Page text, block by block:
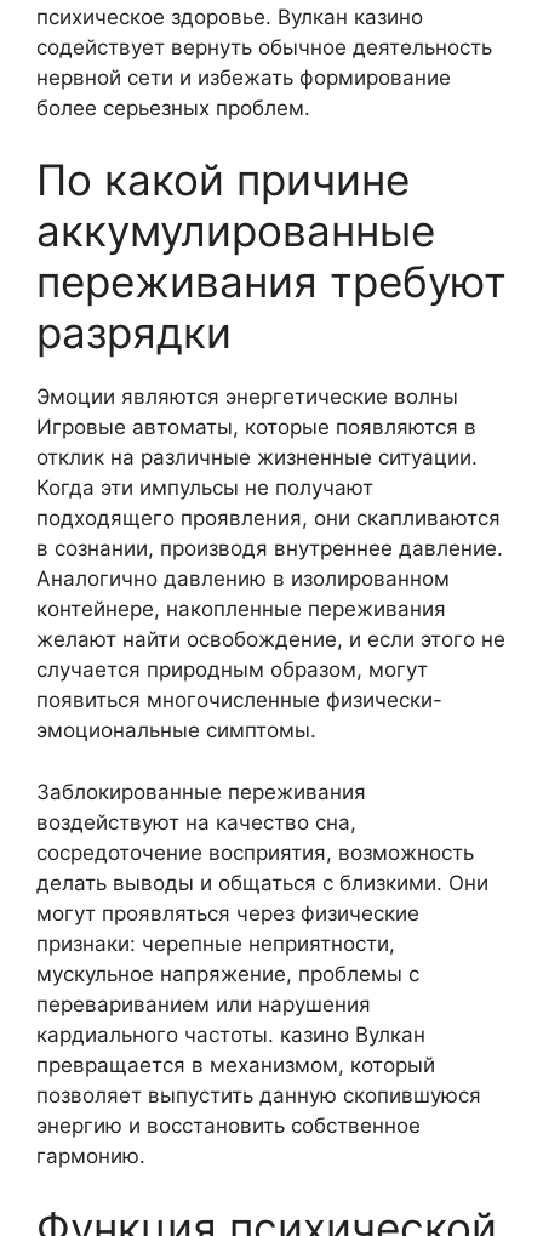
психическое здоровье. Вулкан казино
содействует вернуть обычное деятельность
нервной сети и избежать формирование
более серьезных проблем.
По какой причине
аккумулированные
переживания требуют
разрядки
Эмоции являются энергетические волны
Игровые автоматы, которые появляются в
отклик на различные жизненные ситуации.
Когда эти импульсы не получают
подходящего проявления, они скапливаются
в сознании, производя внутреннее давление.
Аналогично давлению в изолированном
контейнере, накопленные переживания
желают найти освобождение, и если этого не
случается природным образом, могут
появиться многочисленные физически-
эмоциональные симптомы.
Заблокированные переживания
воздействуют на качество сна,
сосредоточение восприятия, возможность
делать выводы и общаться с близкими. Они
могут проявляться через физические
признаки: черепные неприятности,
мускульное напряжение, проблемы с
перевариванием или нарушения
кардиального частоты. казино Вулкан
превращается в механизмом, который
позволяет выпустить данную скопившуюся
энергию и восстановить собственное
гармонию.